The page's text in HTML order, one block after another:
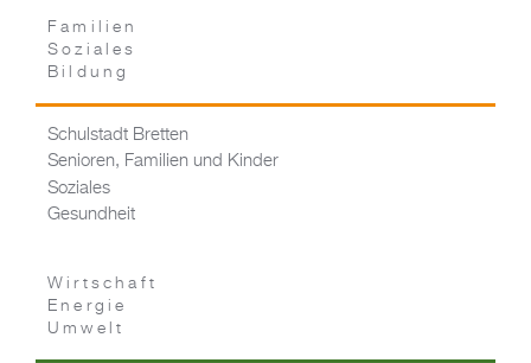
Familien
Soziales
Bildung
Schulstadt Bretten
Senioren, Familien und Kinder
Soziales
Gesundheit
Wirtschaft
Energie
Umwelt